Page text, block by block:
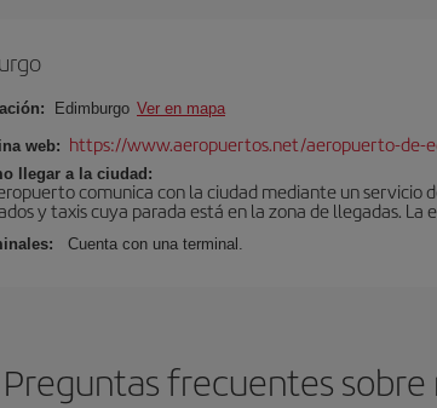
Edimburgo Ver en mapa
web: https://www.aeropuertos.net/aeropuerto-de-
llegar a la ciudad:
comunica con la ciudad mediante un servicio
y taxis cuya parada está en la zona de llegadas.
Cuenta con una terminal.
Preguntas frecuentes sobre